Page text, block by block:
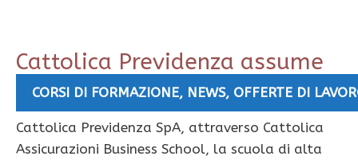
Cattolica Previdenza assume
neolaureati e Sub Agenti
CORSI DI FORMAZIONE, NEWS, OFFERTE DI
Cattolica Previdenza SpA, attraverso Cattolica
Assicurazioni Business School, la scuola di alta